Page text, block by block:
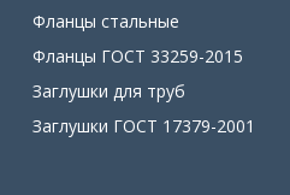
Фланцы стальные
Фланцы ГОСТ 33259-2015
Заглушки для труб
Заглушки ГОСТ 17379-2001